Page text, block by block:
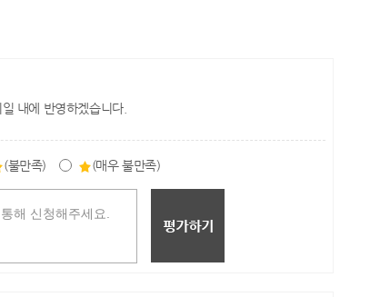
내에 반영하겠습니다.
(불만족) (매우 불만족)